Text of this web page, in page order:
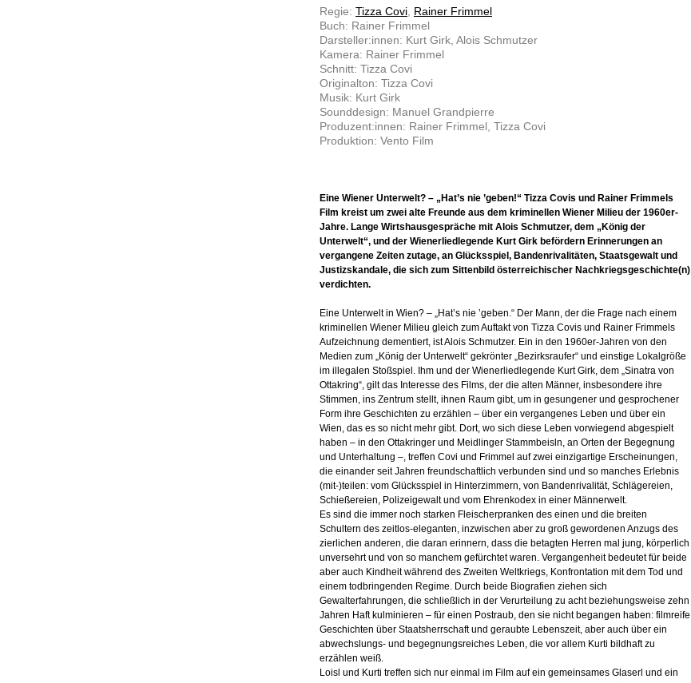
Regie: Tizza Covi Rainer Frimmel
Buch: Rainer Frimmel
Darsteller:innen: Kurt Girk, Alois Schmutzer
Kamera: Rainer Frimmel
Schnitt: Tizza Covi
Originalton: Tizza Covi
Musik: Kurt Girk
Sounddesign: Manuel Grandpierre
Produzent:innen: Rainer Frimmel, Tizza Covi
Produktion: Vento Film
Eine Wiener Unterwelt? – „Hat’s nie ’geben!“ Tizza Covis und Rainer Frimmels
Film kreist um zwei alte Freunde aus dem kriminellen Wiener Milieu der 1960er-
Jahre. Lange Wirtshausgespräche mit Alois Schmutzer, dem „König der
Unterwelt“, und der Wienerliedlegende Kurt Girk befördern Erinnerungen an
vergangene Zeiten zutage, an Glücksspiel, Bandenrivalitäten, Staatsgewalt und
Justizskandale, die sich zum Sittenbild österreichischer Nachkriegsgeschichte(n)
verdichten.
Eine Unterwelt in Wien? – „Hat’s nie ’geben.“ Der Mann, der die Frage nach einem
kriminellen Wiener Milieu gleich zum Auftakt von Tizza Covis und Rainer Frimmels
Aufzeichnung dementiert, ist Alois Schmutzer. Ein in den 1960er-Jahren von den
Medien zum „König der Unterwelt“ gekrönter „Bezirksraufer“ und einstige Lokalgröße
im illegalen Stoßspiel. Ihm und der Wienerliedlegende Kurt Girk, dem „Sinatra von
Ottakring“, gilt das Interesse des Films, der die alten Männer, insbesondere ihre
Stimmen, ins Zentrum stellt, ihnen Raum gibt, um in gesungener und gesprochener
Form ihre Geschichten zu erzählen – über ein vergangenes Leben und über ein
Wien, das es so nicht mehr gibt. Dort, wo sich diese Leben vorwiegend abgespielt
haben – in den Ottakringer und Meidlinger Stammbeisln, an Orten der Begegnung
und Unterhaltung –, treffen Covi und Frimmel auf zwei einzigartige Erscheinungen,
die einander seit Jahren freundschaftlich verbunden sind und so manches Erlebnis
(mit-)teilen: vom Glücksspiel in Hinterzimmern, von Bandenrivalität, Schlägereien,
Schießereien, Polizeigewalt und vom Ehrenkodex in einer Männerwelt.
Es sind die immer noch starken Fleischer­­­­­­pran­ken des einen und die breiten
Schultern des zeitlos-eleganten, inzwischen aber zu groß gewordenen Anzugs des
zierlichen anderen, die daran erinnern, dass die betagten Herren mal jung, körperlich
un­­versehrt und von so manchem gefürchtet waren. Vergangenheit bedeutet für beide
aber auch Kindheit während des Zweiten Weltkriegs, Konfrontation mit dem Tod und
einem todbringenden Regime. Durch beide Biografien ziehen sich
Gewalterfahrungen, die schließlich in der Verurteilung zu acht beziehungs­weise zehn
Jahren Haft kulminieren – für einen Postraub, den sie nicht begangen haben: filmreife
Geschichten über Staatsherrschaft und geraubte Lebenszeit, aber auch über ein
abwechslungs- und begegnungsreiches Leben, die vor allem Kurti bild­haft zu
erzählen weiß.
Loisl und Kurti treffen sich nur einmal im Film auf ein gemeinsames Glaserl und ein